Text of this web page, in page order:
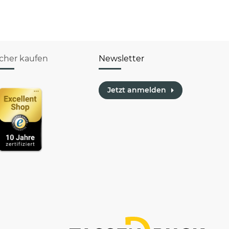
kaufen Newsletter
Jetzt anmelden